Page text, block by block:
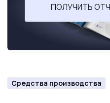
ПОЛУЧИТЬ
Средства производства